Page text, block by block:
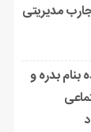
مدیریتی
بدره و